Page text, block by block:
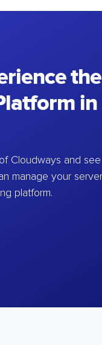
the
in
Cloudways and
manage your
platform.